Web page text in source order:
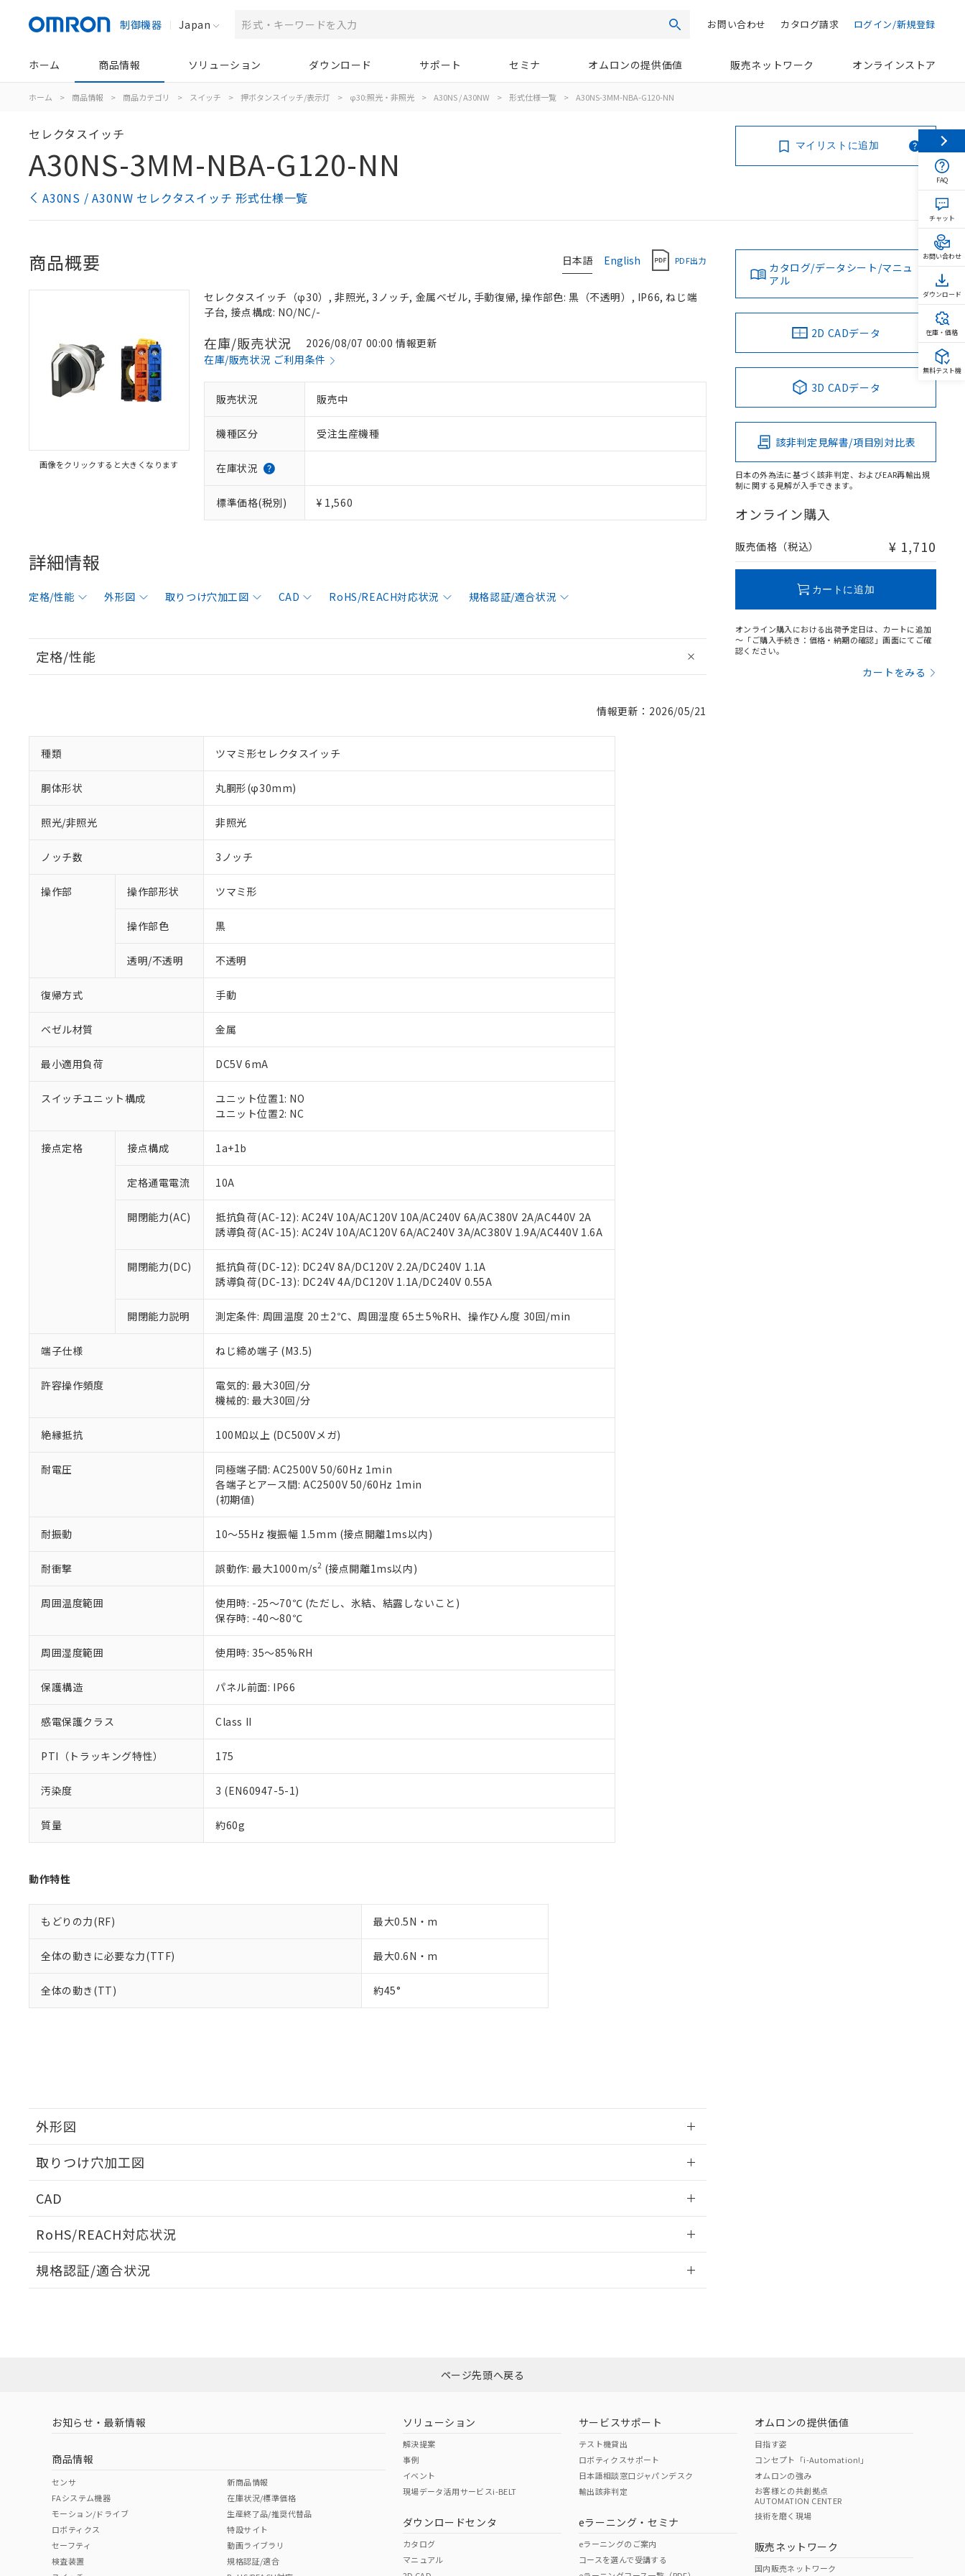
制御機器 Japan 検索 ログイン/新規登録
カタログ請求
お問い合わせ
ホーム 商品情報 ソリューション ダウンロード サポート セミナ オムロンの提供価値 販売ネットワーク オンラインストア
ホーム > 商品情報 > 商品カテゴリ > スイッチ > 押ボタンスイッチ/表示灯 > φ30:照光・非照光 > A30NS / A30NW > 形式仕様一覧 > A30NS-3MM-NBA-G120-NN
セレクタスイッチ
A30NS-3MM-NBA-G120-NN
A30NS / A30NW セレクタスイッチ 形式仕様一覧
マイリストに追加
日本語 English PDF出力
商品概要
画像をクリックすると大きくなります
セレクタスイッチ（φ30）, 非照光, 3ノッチ, 金属ベゼル, 手動復帰, 操作部色: 黒（不透明）, IP66, ねじ端
子台, 接点構成: NO/NC/-
在庫/販売状況
2026/08/07 00:00 情報更新
在庫/販売状況 ご利用条件
販売状況 販売中
機種区分 受注生産機種
在庫状況
標準価格(税別) ¥ 1,560
詳細情報
定格/性能 外形図 取りつけ穴加工図 CAD RoHS/REACH対応状況 規格認証/適合状況
定格/性能
情報更新：2026/05/21
種類 ツマミ形セレクタスイッチ
胴体形状 丸胴形(φ30mm)
照光/非照光 非照光
ノッチ数 3ノッチ
操作部 操作部形状 ツマミ形
操作部色 黒
透明/不透明 不透明
復帰方式 手動
ベゼル材質 金属
最小適用負荷 DC5V 6mA
スイッチユニット構成
ユニット位置1: NO
ユニット位置2: NC
接点定格 接点構成 1a+1b
定格通電電流 10A
開閉能力(AC)
抵抗負荷(AC-12): AC24V 10A/AC120V 10A/AC240V 6A/AC380V 2A/AC440V 2A
誘導負荷(AC-15): AC24V 10A/AC120V 6A/AC240V 3A/AC380V 1.9A/AC440V 1.6A
開閉能力(DC)
抵抗負荷(DC-12): DC24V 8A/DC120V 2.2A/DC240V 1.1A
誘導負荷(DC-13): DC24V 4A/DC120V 1.1A/DC240V 0.55A
開閉能力説明 測定条件: 周囲温度 20±2℃、周囲湿度 65±5%RH、操作ひん度 30回/min
端子仕様 ねじ締め端子 (M3.5)
許容操作頻度
電気的: 最大30回/分
機械的: 最大30回/分
絶縁抵抗 100MΩ以上 (DC500Vメガ)
耐電圧
同極端子間: AC2500V 50/60Hz 1min
各端子とアース間: AC2500V 50/60Hz 1min
(初期値)
耐振動 10～55Hz 複振幅 1.5mm (接点開離1ms以内)
耐衝撃 誤動作: 最大1000m/s2 (接点開離1ms以内)
周囲温度範囲
使用時: -25～70℃ (ただし、氷結、結露しないこと)
保存時: -40～80℃
周囲湿度範囲 使用時: 35～85%RH
保護構造 パネル前面: IP66
感電保護クラス Class II
PTI（トラッキング特性） 175
汚染度 3 (EN60947-5-1)
質量 約60g
動作特性
もどりの力(RF) 最大0.5N・m
全体の動きに必要な力(TTF) 最大0.6N・m
全体の動き(TT) 約45°
外形図
取りつけ穴加工図
CAD
RoHS/REACH対応状況
EU RoHS 注意事項・凡例
ダウンロードはこちら
中国 RoHS 注意事項・凡例
中国 RoHS表
Pb Hg Cr(VI)
O O
規格認証/適合状況
カタログ/データシート/マニュ
アル
2D CADデータ
3D CADデータ
該非判定見解書/項目別対比表
日本の外為法に基づく該非判定、およびEAR再輸出規
制に関する見解が入手できます。
オンライン購入
販売価格（税込） ¥ 1,710
カートに追加
オンライン購入における出荷予定日は、カートに追加
～「ご購入手続き：価格・納期の確認」画面にてご確
認ください。
カートをみる
ご利用条件
本サービスは、当社制御機器事業取扱商品の当社在庫状況および標準価格(税抜)を提供させていただ
くものです。
当社制御機器事業取扱商品の中には、本サービスの対象外となる商品もあることをご了承ください。
在庫状況および標準価格照会結果は、記載している更新日時点での社内データに基づき作成されるも
のであり、閲覧された時点での実際の在庫および標準価格とは異なる場合があることをご了承くださ
い。
正式な納期状況および標準価格はお客様のお取引先、またはお客様担当のオムロン制御機器販売店・
オムロン制御機器販売店や当社販売拠点は「
在庫状況および標準価格結果を当社の事前の承諾なく第三者に漏洩または開示しないようお願いしま
す。
マイパーツ機能（部品リスト作成サービス）をご利用いただくには、I-Webメンバーズにご登録され
お客様が当ウェブサイト上で当社にご登録された部品リストについて、当社および当社の共同利用者
が、当社の製品・サービスに関するお客様との取引・商談に必要な範囲で利用することをご了承くだ
※当社の共同利用者とは、
"個人情報の共同利用に関して"
いる法人を指します。
※1 対応状況
対応済み：EU RoHS指令（10物質）の非含有に対応した製品が提供可能な商品です。
対応予定：EU RoHS指令（10物質）の非含有に対応した製品に切り替える予定のある商品です。
対応予定なし：EU RoHS指令（10物質）の非含有に非対応の商品で、対応品を出す予定はありません。
非該当品：ライセンス料など無形物で、有害物質有無と関係のない商品です。
仕入先様の事情により、非含有部品としていたものが、含有品と判明した場合などやむを得ず変更すること
があります。
*EU RoHS指令（10物質）：
鉛(Pb) 1000ppm以下、 水銀(Hg) 1000ppm以下、 カドミウム(Cd) 100ppm以下、
フタル酸ビス(2-エチルヘキシル) (DEHP)(別名：DOP) 1000ppm以下、フタル酸ブチルベンジル（BBP） 1000ppm以下、フタル酸ジブチ
フタル酸エステル類の４物質については閾値を超える意図的な使用がないことを確認しています。
※2 対応予定月
部品在庫の切り替え状況などにより、予定月が前後することがあります。
※3 非含有証明書ダウンロード
下記の非含有証明書をダウンロードすることができます。
EU RoHS指令（10物質）の非含有証明書
※本証明書は発行日時点で非含有を証明するもので、過去に遡って非含有を証明するものではありません。
また、RoHS指令のフタル酸エステル類４物質の対応では、対応完了までの期間は出荷製品に未対応品が
混在することから備考欄に対応日を記載しておりました。
既に当社にて対応品への在庫切替を完了していることから、特段のことがない限り、2022年1月12日よ
り割愛しております。
※1 中国RoHS○×表
「○」：最大均質材料含有率が中国RoHSの基準値以下であることを示します。
「×」：最大均質材料含有率が中国RoHSの基準値を超えていることを示します。
「－」：未確認です。当社販売部門へお問い合わせください。
*中国RoHS10物質の基準値 (GB/T26572)：
Pb(鉛) :1000ppm、 Hg(水銀) : 1000ppm、 Cd(カドミウム) : 100ppm、
Cr(Ⅵ)(六価クロム) : 1000ppm、 PBBs(ポリ臭化ビフェニル類) : 1000ppm、 PBDEs(ポリ臭化ジフェニルエーテル類) : 1000ppm、
DBP(フタル酸ジブチル) : 1000ppm、 DIBP(フタル酸ジイソブチル) : 1000ppm、 BBP(フタル酸ブチルベンジル) : 1000ppm、
DEHP(フタル酸ビス(2-エチルヘキシル)) : 1000ppm
※2 環境保護使用期限
「ｅ」：有害物質（10物質）のすべてが基準値以下であることを示します。
「10」：通常の使用状況下において有害物質が外部に漏えいし、環境に深刻な影響を及ぼさない年数を意
味します。
「－」：未確認です。当社販売部門へお問い合わせください。
当社は、これら貴社製品のうち、外国為替および外国貿易法に定める商品（以下｢規制貨物等」とい
う）を輸出または国外への提供する場合は、日本国政府の輸出許可(または役務取引許可)を取得する
などの必要な手続きをとります。
当社は規制貨物を破棄する場合は、完全に破砕するなど、違法に輸出されないよう必要な手段を講じ
ます。
当社は貴社製品を、核兵器、ミサイル、化学兵器、生物兵器またはその他武器並びにこれらの製造装
当社は、貴社製品を第三者に販売する場合は、上記1、2および3の内容を当該第三者に通知します。
また当社は、販売先および販売に係わる関係者が違法に輸出するおそれがある場合は、取り引きをい
合意する
号
説明
○ 一定数以上の在庫あり
一定数には満たないが在庫あり
機器販売店・当社販売員にご確認ください)
ページ先頭へ戻る
お知らせ・最新情報
商品情報
センサ
FAシステム機器
モーション/ドライブ
ロボティクス
セーフティ
検査装置
新商品情報
在庫状況/標準価格
生産終了品/推奨代替品
特設サイト
動画ライブラリ
規格認証/適合
ソリューション
解決提案
事例
イベント
現場データ活用サービスi-BELT
ダウンロードセンタ
カタログ
マニュアル
サービスサポート
テスト機貸出
ロボティクスサポート
日本語相談窓口ジャパンデスク
輸出該非判定
eラーニング・セミナ
eラーニングのご案内
コースを選んで受講する
オムロンの提供価値
目指す姿
コンセプト「i-Automation!」
オムロンの強み
お客様との共創拠点
AUTOMATION CENTER
技術を磨く現場
販売ネットワーク
国内販売ネットワーク
FAQ
チャット
お問い合わせ
ダウンロード
在庫・価格
無料テスト機